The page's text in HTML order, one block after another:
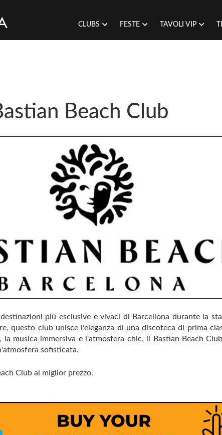
CLUBS FESTE TAVOLI VIP
Beach Club
più esclusive e vivaci di Barcellona durante la
questo club unisce l'eleganza di una discoteca di prima
la musica immersiva e l'atmosfera chic, il Bastian Beach
sofisticata.
Club al miglior prezzo.